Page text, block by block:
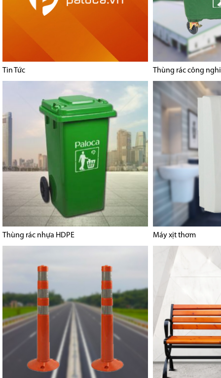
Tin Tức Thùng rác công
Thùng rác nhựa HDPE Máy xịt thơm